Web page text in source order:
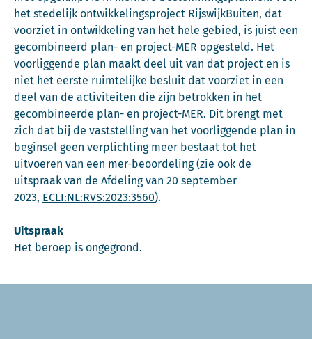
het stedelijk ontwikkelingsproject RijswijkBuiten, dat
voorziet in ontwikkeling van het hele gebied, is juist een
gecombineerd plan- en project-MER opgesteld. Het
voorliggende plan maakt deel uit van dat project en is
niet het eerste ruimtelijke besluit dat voorziet in een
deel van de activiteiten die zijn betrokken in het
gecombineerde plan- en project-MER. Dit brengt met
zich dat bij de vaststelling van het voorliggende plan in
beginsel geen verplichting meer bestaat tot het
uitvoeren van een mer-beoordeling (zie ook de
uitspraak van de Afdeling van 20 september
2023, ECLI:NL:RVS:2023:3560).
Uitspraak
Het beroep is ongegrond.